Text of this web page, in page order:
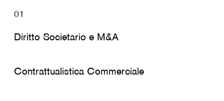
01
Diritto Societario e M&A
Contrattualistica Commerciale